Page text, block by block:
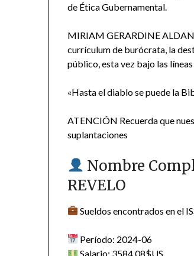
de Ética Gubernamental.
MIRIAM GERARDINE
currículum de burócrata, la
público, esta vez bajo las
«Hasta el diablo se puede la
ATENCIÓN Recuerda que
suplantaciones
Nombre
REVELO
Sueldos encontrados en el
Período: 2024-06
Salario: 3584.08$US